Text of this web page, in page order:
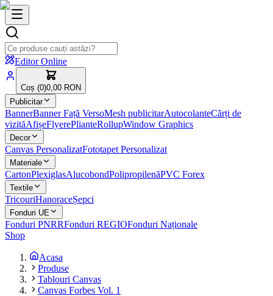
Editor Online
Coș (0)0,00 RON
Publicitar
BannerBanner Față VersoMesh publicitarAutocolanteCărți de
vizităAfișeFlyerePlianteRollupWindow Graphics
Decor
Canvas PersonalizatFototapet Personalizat
Materiale
CartonPlexiglasAlucobondPolipropilenăPVC Forex
Textile
TricouriHanoraceȘepci
Fonduri UE
Fonduri PNRRFonduri REGIOFonduri Naționale
Shop
Acasa
Produse
Tablouri Canvas
Canvas Forbes Vol. 1